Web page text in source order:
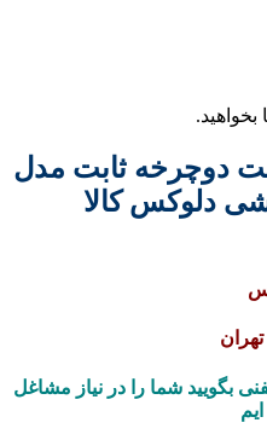
دوچرخه ثابت مدل
دلوکس کالا
بگویید شما را در نیاز مشاغل